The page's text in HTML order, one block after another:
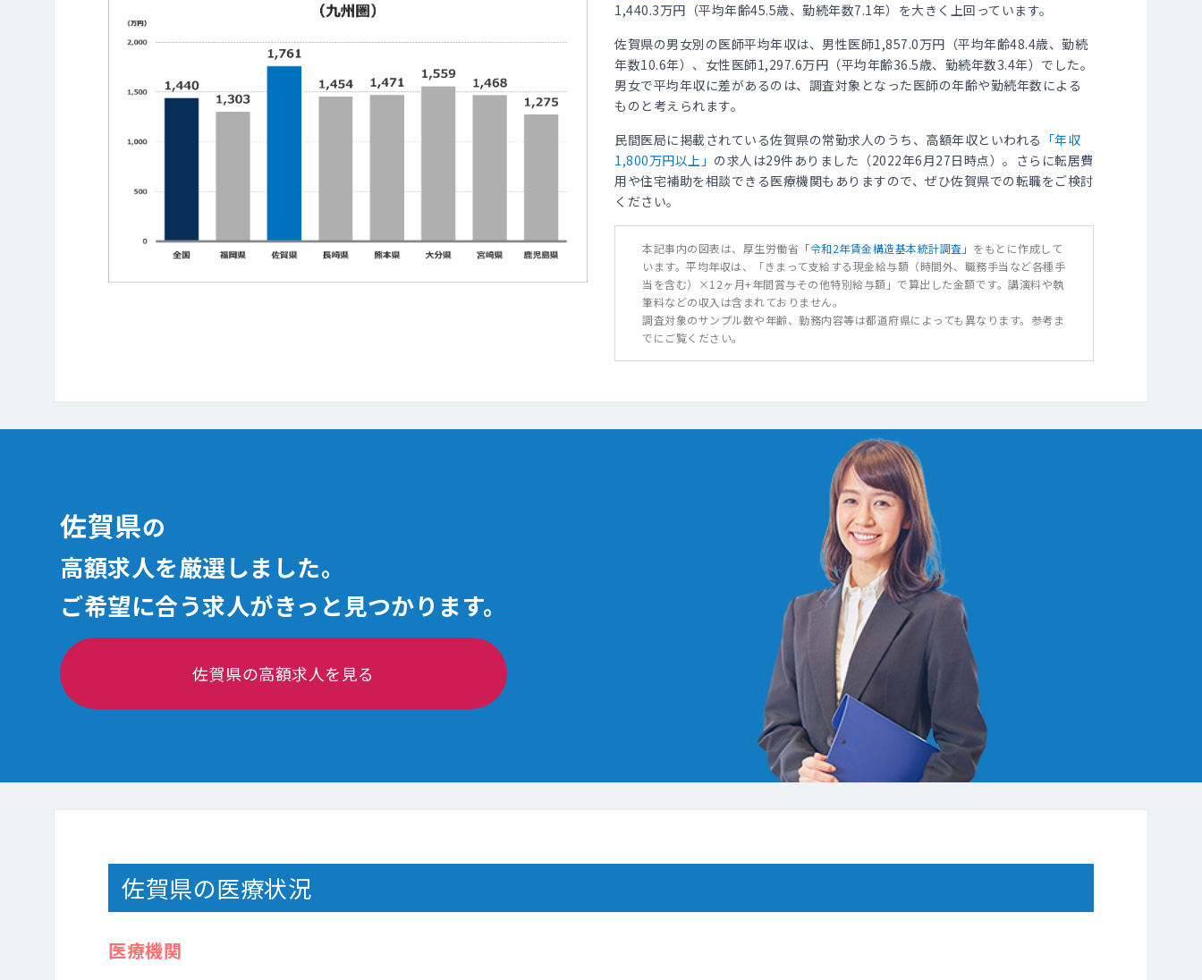
1,440.3万円（平均年齢45.5歳、勤続年数7.1年）を大きく上回っています。
佐賀県の男女別の医師平均年収は、男性医師1,857.0万円（平均年齢48.4歳、勤続
年数10.6年）、女性医師1,297.6万円（平均年齢36.5歳、勤続年数3.4年）でした。
男女で平均年収に差があるのは、調査対象となった医師の年齢や勤続年数による
ものと考えられます。
民間医局に掲載されている佐賀県の常勤求人のうち、高額年収といわれる 「年収
1,800万円以上」 の求人は29件ありました（2022年6月27日時点）。さらに転居費
用や住宅補助を相談できる医療機関もありますので、ぜひ佐賀県での転職をご検討
ください。
本記事内の図表は、厚生労働省 「令和2年賃金構造基本統計調査」 をもとに作成して
います。平均年収は、「きまって支給する現金給与額（時間外、職務手当など各種手
当を含む）×12ヶ月+年間賞与その他特別給与額」で算出した金額です。講演料や執
筆料などの収入は含まれておりません。
調査対象のサンプル数や年齢、勤務内容等は都道府県によっても異なります。参考ま
でにご覧ください。
佐賀県の
高額求人を厳選しました。
ご希望に合う求人がきっと見つかります。
佐賀県の高額求人を見る
佐賀県の医療状況
医療機関